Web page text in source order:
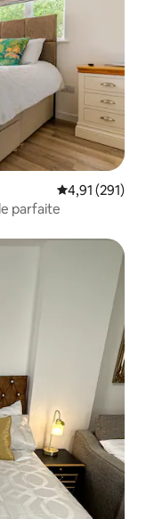
Évaluation
4,91 (291)
parfaite